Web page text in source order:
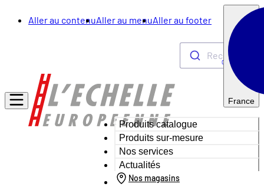
Aller au contenuAller au menuAller au footer
Rechercher
0
France
Produits catalogue
Produits sur-mesure
Nos services
Actualités
Nos magasins